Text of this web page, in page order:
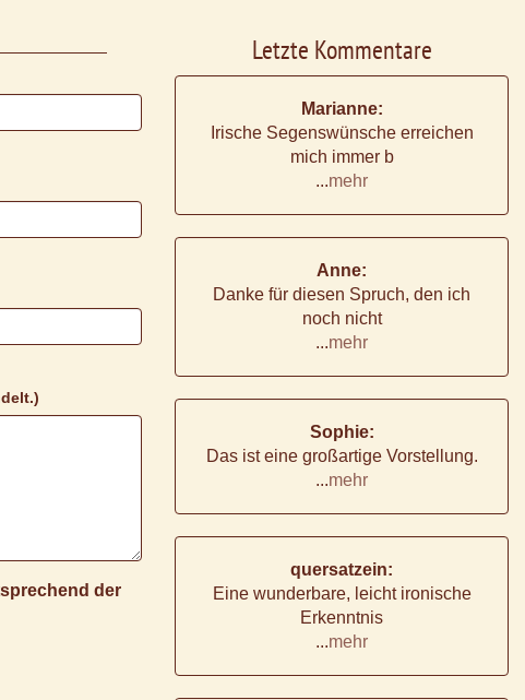
der
Letzte Kommentare
Marianne:
Irische Segenswünsche erreichen
mich immer b
...mehr
Anne:
Danke für diesen Spruch, den ich
noch nicht
...mehr
Sophie:
Das ist eine großartige Vorstellung.
...mehr
quersatzein:
Eine wunderbare, leicht ironische
Erkenntnis
...mehr